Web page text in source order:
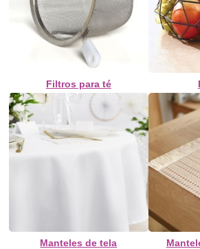
Filtros para té
Manteles de tela